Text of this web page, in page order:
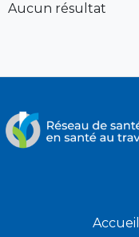
Aucun résultat
Accueil